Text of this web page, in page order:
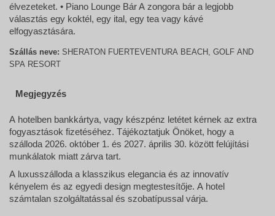
élvezeteket. • Piano Lounge Bár A zongora bár a legjobb
választás egy koktél, egy ital, egy tea vagy kávé
elfogyasztására.
Szállás neve: SHERATON FUERTEVENTURA BEACH, GOLF AND
SPA RESORT
Megjegyzés
A hotelben bankkártya, vagy készpénz letétet kérnek az extra
fogyasztások fizetéséhez. Tájékoztatjuk Önöket, hogy a
szálloda 2026. október 1. és 2027. április 30. között felújítási
munkálatok miatt zárva tart.
A luxusszálloda a klasszikus elegancia és az innovatív
kényelem és az egyedi design megtestesítője. A hotel
számtalan szolgáltatással és szobatípussal várja.